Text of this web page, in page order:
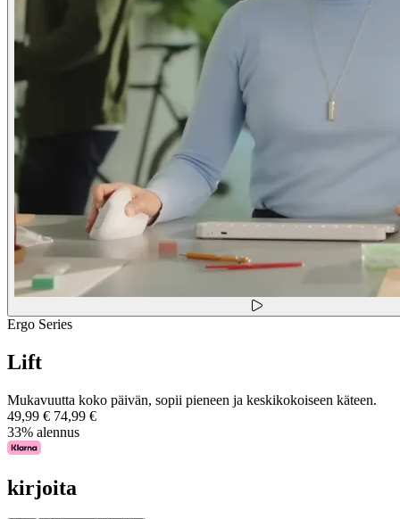
Ergo Series
Lift
Mukavuutta koko päivän, sopii pieneen ja keskikokoiseen käteen.
49,99 € 74,99 €
33% alennus
kirjoita